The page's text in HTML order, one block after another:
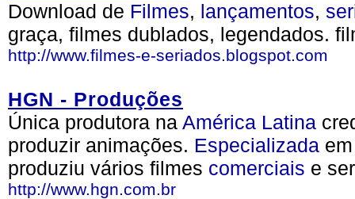
Download de Filmes, lançamentos,
graça, filmes dublados, legendados.
http://www.filmes-e-seriados.blogspot.com
HGN - Produções
Única produtora na América Latina
produzir animações. Especializada
produziu vários filmes comerciais e
http://www.hgn.com.br